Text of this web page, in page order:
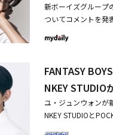
新ボーイズグループ
ついてコメントを発
かすと、ユ・ジュン
を請求したものであ
ぎず、アーティス
いう理由で、すべて
し、「当社としては
ウォンがいかなる活
ュンウォンは3年間
FANTASY
NKEY STUDIO
ユ・ジュンウォンが
NKEY STUDIOと